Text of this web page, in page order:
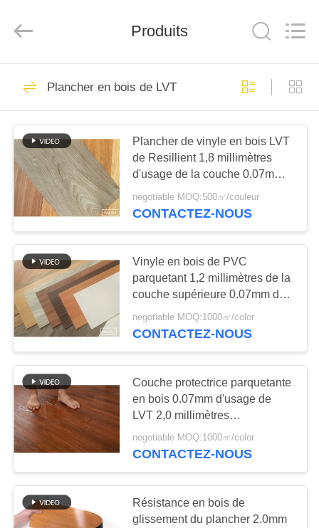
MAISON
PRODUITS
VIDÉOS
AU
SUJET
DE
NOUS
VISITE
D'USINE
CONTRÔLE
DE
QUALITÉ
CONTACTEZ-
NOUS
Decoration
Materials
Plancher de vinyle
de LVT
Plancher en bois de
LVT
35
Plancher auto-
adhésif de LVT
36
Produits
Plancher en bois de LVT
Plancher de vinyle en bois LVT
de Resillient 1,8 millimètres
d'usage de la couche 0.07mm
de résistance de feu Bf1
negotiable MOQ:500㎡/couleur
CONTACTEZ-NOUS
Vinyle en bois de PVC
parquetant 1,2 millimètres de la
couche supérieure 0.07mm de
résistance de glissement
negotiable MOQ:1000㎡/color
CONTACTEZ-NOUS
Couche protectrice parquetante
en bois 0.07mm d'usage de
LVT 2,0 millimètres
imperméabilisés
negotiable MOQ:1000㎡/color
CONTACTEZ-NOUS
Résistance en bois de
glissement du plancher 2.0mm